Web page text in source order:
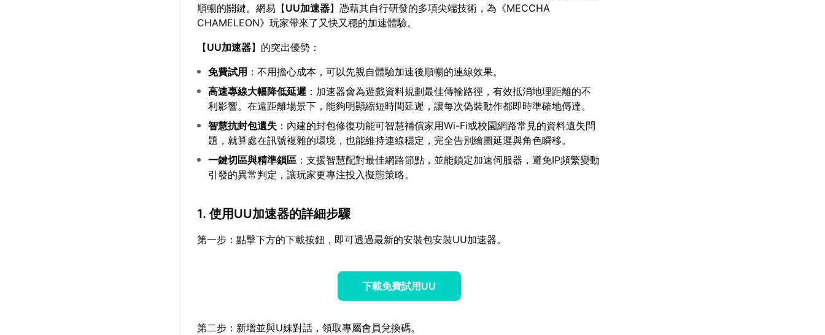
順暢的關鍵。網易【UU加速器】憑藉其自行研發的多項尖端技術，為《MECCHA
CHAMELEON》玩家帶來了又快又穩的加速體驗。
【UU加速器】的突出優勢：
免費試用 ：不用擔心成本，可以先親自體驗加速後順暢的連線效果。
高速專線大幅降低延遲 ：加速器會為遊戲資料規劃最佳傳輸路徑，有效抵消地理距離的不
利影響。在遠距離場景下，能夠明顯縮短時間延遲，讓每次偽裝動作都即時準確地傳達。
智慧抗封包遺失 ：內建的封包修復功能可智慧補償家用Wi-Fi或校園網路常見的資料遺失問
題，就算處在訊號複雜的環境，也能維持連線穩定，完全告別繪圖延遲與角色瞬移。
一鍵切區與精準鎖區 ：支援智慧配對最佳網路節點，並能鎖定加速伺服器，避免IP頻繁變動
引發的異常判定，讓玩家更專注投入擬態策略。
1. 使用UU加速器的詳細步驟
第一步：點擊下方的下載按鈕，即可透過最新的安裝包安裝UU加速器。
下載免費試用UU
第二步：新增並與U妹對話，領取專屬會員兌換碼。